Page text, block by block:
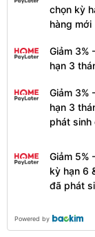
chọn kỳ
hàng mới
Giảm 3%
hạn 3
Giảm 3%
hạn 3
phát sinh
Giảm 5%
kỳ hạn 6
đã phát
Powered by